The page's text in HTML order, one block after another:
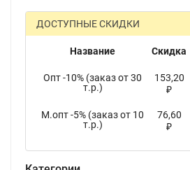
ДОСТУПНЫЕ СКИДКИ
Название Скидка
Опт -10% (заказ от 30
т.р.)
153,20
₽
М.опт -5% (заказ от 10
т.р.)
76,60
₽